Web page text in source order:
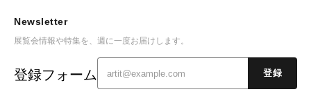
Newsletter
展覧会情報や特集を、週に一度お届けします。
登録フォーム 登録